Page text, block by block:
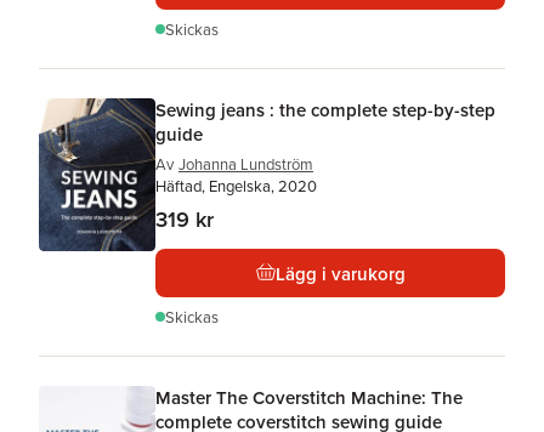
Skickas
Sewing jeans : the complete step-by-step
guide
Av Johanna Lundström
Häftad, Engelska, 2020
319 kr
Lägg i varukorg
Skickas
Master The Coverstitch Machine: The
complete coverstitch sewing guide